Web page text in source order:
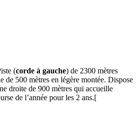
(corde à gauche) de 2300 mètres
de 500 mètres en légère montée. Dispose
droite de 900 mètres qui accueille
de l’année pour les 2 ans.[